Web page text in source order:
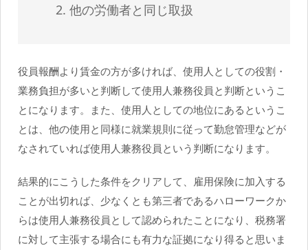
他の労働者と同じ取扱
役員報酬より賃金の方が多ければ、使用人としての役割・
業務負担が多いと判断して使用人兼務役員と判断というこ
とになります。また、使用人としての地位にあるというこ
とは、他の使用と同様に就業規則に従って勤怠管理などが
なされていれば使用人兼務役員という判断になります。
結果的にこうした条件をクリアして、雇用保険に加入する
ことが出切れば、少なくとも第三者であるハローワークか
らは使用人兼務役員として認められたことになり、税務署
に対して主張する場合にも有力な証拠になり得ると思いま